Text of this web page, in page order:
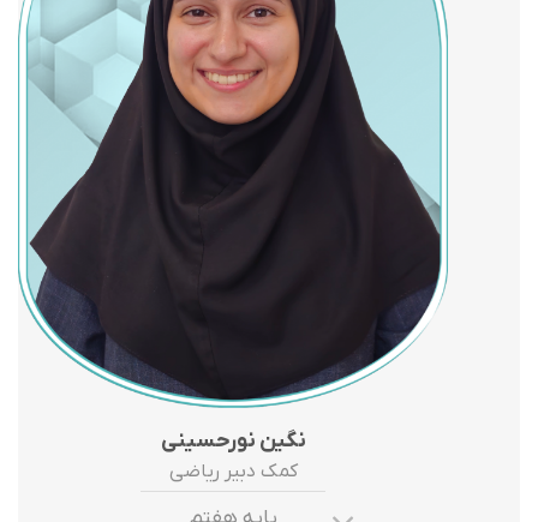
نگین نورحسینی
کمک دبیر ریاضی